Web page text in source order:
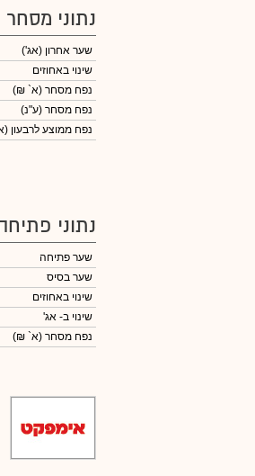
נתוני מסחר
שער אחרון (אג')
שינוי באחוזים
נפח מסחר (א` ₪)
נפח מסחר (ע"נ)
נפח ממוצע לרבעון
נתוני
שער פתיחה
שער בסיס
שינוי באחוזים
שינוי ב- אג'
נפח מסחר (א` ₪)